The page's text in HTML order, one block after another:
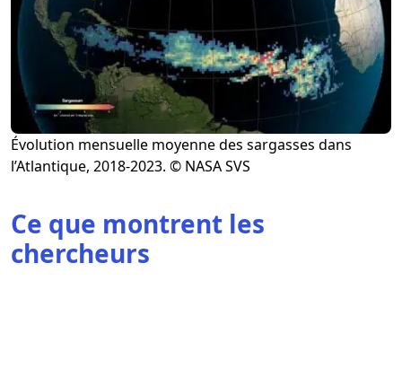
Évolution mensuelle moyenne des sargasses dans
l’Atlantique, 2018-2023. © NASA SVS
Ce que montrent les
chercheurs